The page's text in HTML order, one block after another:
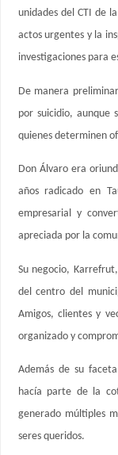
unidades del CTI de
actos urgentes y la
investigaciones para
De manera
por suicidio, aunque
quienes determinen
Don Álvaro era
años radicado en
empresarial y
apreciada por la
Su negocio,
del centro del
Amigos, clientes y
organizado y
Además de su
hacía parte de la
generado múltiples
seres queridos.